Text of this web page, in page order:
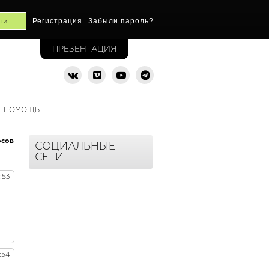
Регистрация Забыли пароль?
ПРЕЗЕНТАЦИЯ
ПОМОЩЬ
СОЦИАЛЬНЫЕ
СЕТИ